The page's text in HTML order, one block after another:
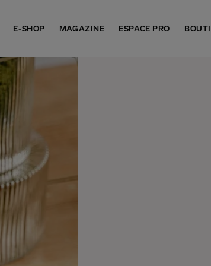
E-SHOP MAGAZINE ESPACE PRO